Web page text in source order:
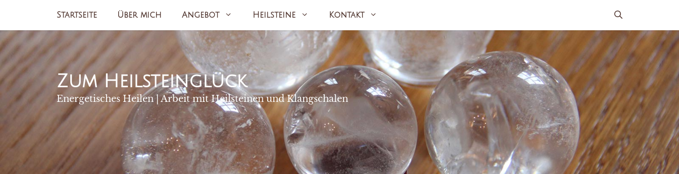
Startseite Über mich Angebot Heilsteine Kontakt
Zum Heilsteinglück
Energetisches Heilen | Arbeit mit Heilsteinen und Klangschalen